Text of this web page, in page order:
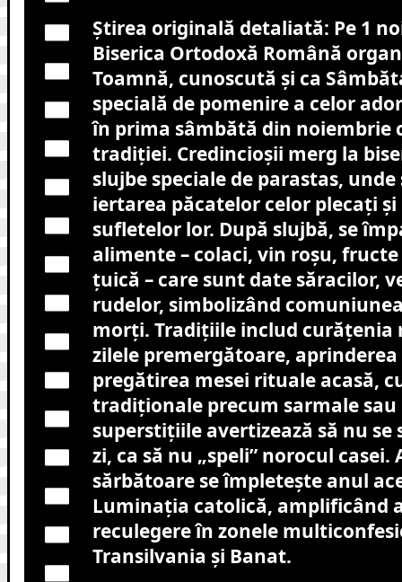
Știrea originală detaliată: Pe 1
Biserica Ortodoxă Română
Toamnă, cunoscută și ca
specială de pomenire a celor
în prima sâmbătă din noiembrie
tradiției. Credincioșii merg la
slujbe speciale de parastas,
iertarea păcatelor celor plecați
sufletelor lor. După slujbă, se
alimente – colaci, vin roșu,
țuică – care sunt date săracilor,
rudelor, simbolizând
morți. Tradițiile includ
zilele premergătoare,
pregătirea mesei rituale acasă,
tradiționale precum sarmale
superstițiile avertizează să nu se
zi, ca să nu „speli” norocul casei.
sărbătoare se împletește anul
Luminația catolică, amplificând
reculegere în zonele
Transilvania și Banat.